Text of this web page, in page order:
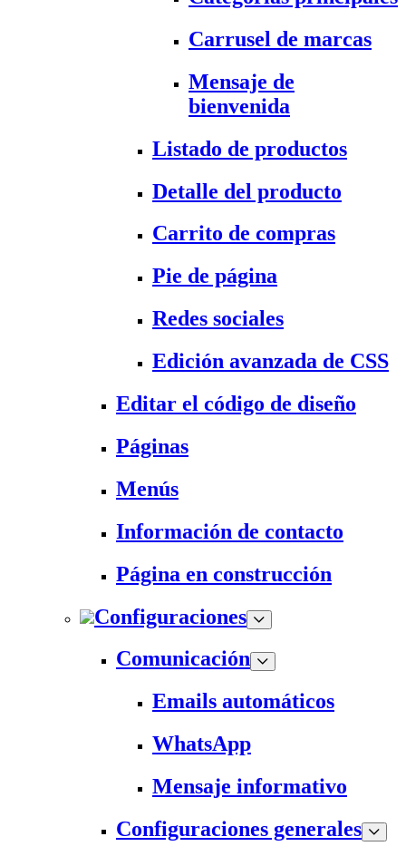
Carrusel de marcas
Mensaje de
bienvenida
Listado de productos
Detalle del producto
Carrito de compras
Pie de página
Redes sociales
Edición avanzada de CSS
Editar el código de diseño
Páginas
Menús
Información de contacto
Página en construcción
Configuraciones
Comunicación
Emails automáticos
WhatsApp
Mensaje informativo
Configuraciones generales